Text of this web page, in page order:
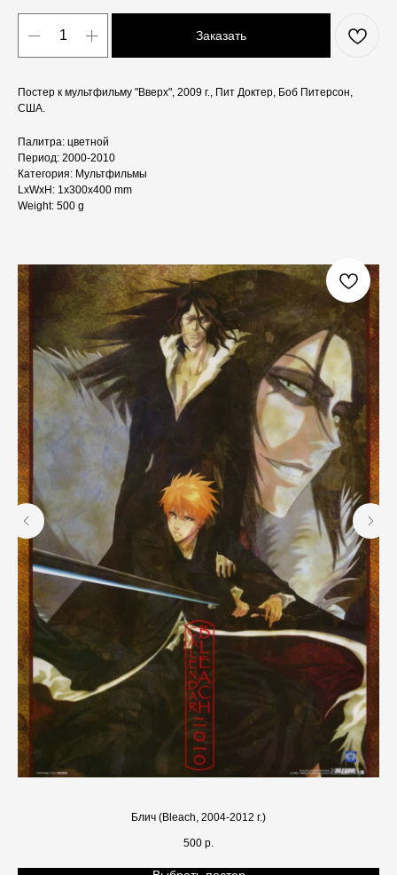
Заказать
Постер к мультфильму "Вверх", 2009 г., Пит Доктер, Боб Питерсон,
США.
Палитра: цветной
Период: 2000-2010
Категория: Мультфильмы
LxWxH: 1x300x400 mm
Weight: 500 g
Блич (Bleach, 2004-2012 г.)
500 р.